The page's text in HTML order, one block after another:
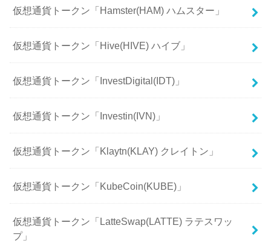
仮想通貨トークン「Hamster(HAM) ハムスター」
仮想通貨トークン「Hive(HIVE) ハイブ」
仮想通貨トークン「InvestDigital(IDT)」
仮想通貨トークン「Investin(IVN)」
仮想通貨トークン「Klaytn(KLAY) クレイトン」
仮想通貨トークン「KubeCoin(KUBE)」
仮想通貨トークン「LatteSwap(LATTE) ラテスワッ
プ」